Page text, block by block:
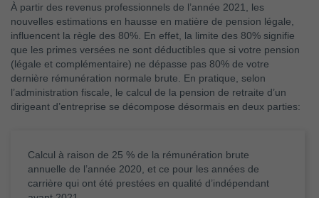
À partir des revenus professionnels de l’année 2021, les
nouvelles estimations en hausse en matière de pension légale,
influencent la règle des 80%. En effet, la limite des 80% signifie
que les primes versées ne sont déductibles que si votre pension
(légale et complémentaire) ne dépasse pas 80% de votre
dernière rémunération normale brute. En pratique, selon
l’administration fiscale, le calcul de la pension de retraite d’un
dirigeant d’entreprise se décompose désormais en deux parties:
Calcul à raison de 25 % de la rémunération brute
annuelle de l’année 2020, et ce pour les années de
carrière qui ont été prestées en qualité d’indépendant